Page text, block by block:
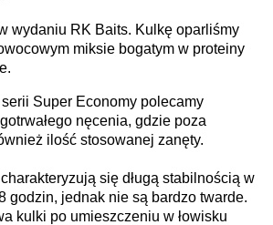
wydaniu RK Baits. Kulkę oparliśmy
miksie bogatym w proteiny
Super Economy polecamy
nęcenia, gdzie poza
ilość stosowanej zanęty.
się długą stabilnością w
godzin, jednak nie są bardzo twarde.
kulki po umieszczeniu w łowisku